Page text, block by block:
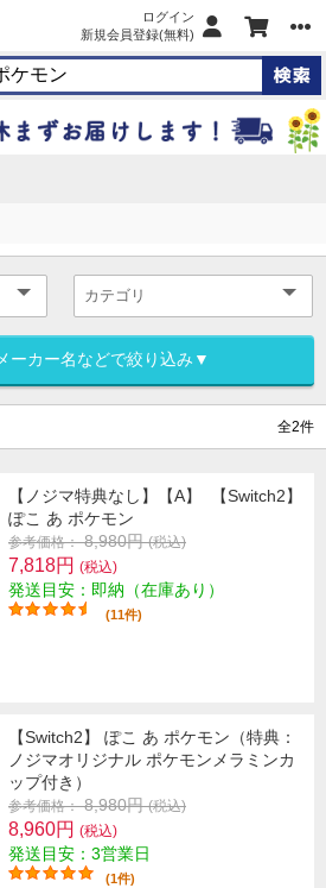
ログイン
新規会員登録(無料)
ーカー名などで絞り込み▼
全2件
【ノジマ特典なし】【A】
【Switch2】
ぽこ あ ポケモン
参考価格： 8,980円(税込)
7,818円 (税込)
発送目安：即納（在庫あり）
(11件)
【Switch2】 ぽこ あ ポケモン（特典：
ノジマオリジナル ポケモンメラミンカ
ップ付き）
参考価格： 8,980円(税込)
8,960円 (税込)
発送目安：3営業日
(1件)